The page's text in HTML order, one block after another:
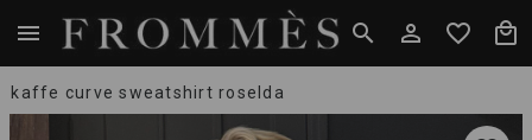
kaffe curve sweatshirt roselda